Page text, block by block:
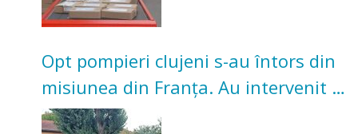
Opt pompieri clujeni s-au întors din
misiunea din Franța. Au intervenit la
incendii de vegetație și pădure